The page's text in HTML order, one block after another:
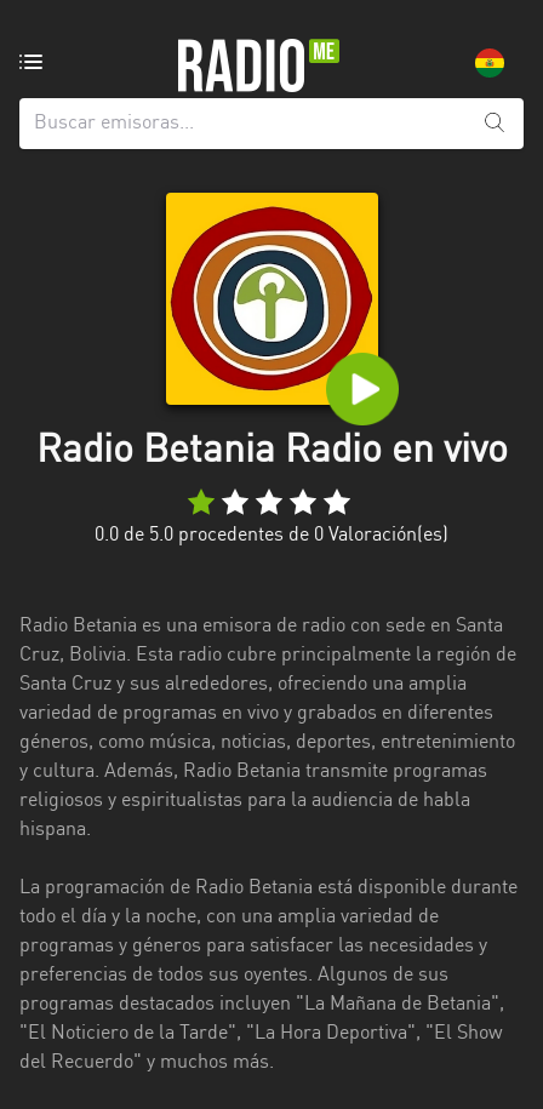
de
radio
La
Santa
Cruz
Tarija
Radio Betania Radio en vivo
0.0 de 5.0 procedentes de 0 Valoración(es)
Radio Betania es una emisora de radio con sede en Santa
Cruz, Bolivia. Esta radio cubre principalmente la región de
Santa Cruz y sus alrededores, ofreciendo una amplia
variedad de programas en vivo y grabados en diferentes
géneros, como música, noticias, deportes, entretenimiento
y cultura. Además, Radio Betania transmite programas
religiosos y espiritualistas para la audiencia de habla
hispana.
La programación de Radio Betania está disponible durante
todo el día y la noche, con una amplia variedad de
programas y géneros para satisfacer las necesidades y
preferencias de todos sus oyentes. Algunos de sus
programas destacados incluyen "La Mañana de Betania",
"El Noticiero de la Tarde", "La Hora Deportiva", "El Show
del Recuerdo" y muchos más.